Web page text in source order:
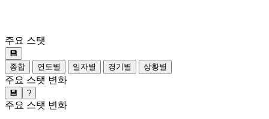
주요 스탯
💾
종합
연도별 일자별 경기별 상황별
주요 스탯 변화
💾 ?
주요 스탯 변화